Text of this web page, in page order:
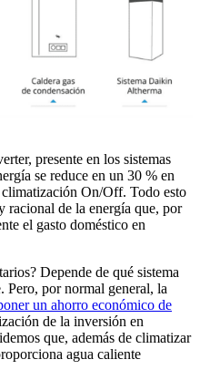
presente en los sistemas
se reduce en un 30 % en
On/Off. Todo esto
racional de la energía que, por
el gasto doméstico en
Depende de qué sistema
Pero, por normal general, la
un ahorro económico de
de la inversión en
que, además de climatizar
agua caliente